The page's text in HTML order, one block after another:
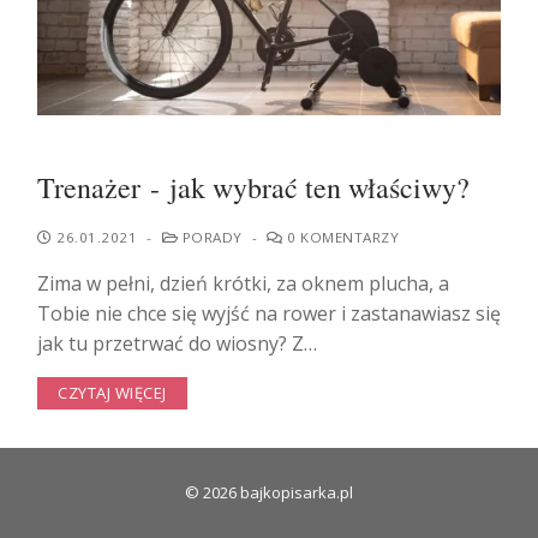
Trenażer - jak wybrać ten właściwy?
26.01.2021 - PORADY - 0 KOMENTARZY
Zima w pełni, dzień krótki, za oknem plucha, a
Tobie nie chce się wyjść na rower i zastanawiasz się
jak tu przetrwać do wiosny? Z…
CZYTAJ WIĘCEJ
© 2026 bajkopisarka.pl